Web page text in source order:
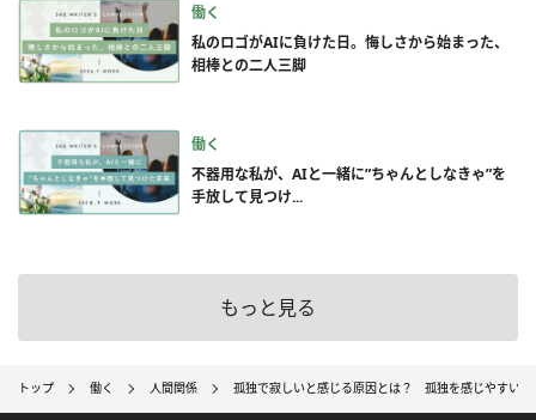
働く
私のロゴがAIに負けた日。悔しさから始まった、
相棒との二人三脚
働く
不器用な私が、AIと一緒に”ちゃんとしなきゃ”を
手放して見つけ...
もっと見る
トップ 働く 人間関係 孤独で寂しいと感じる原因とは？ 孤独を感じやすい人